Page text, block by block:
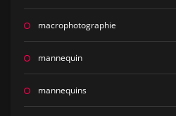
macrophotographie
mannequin
mannequins